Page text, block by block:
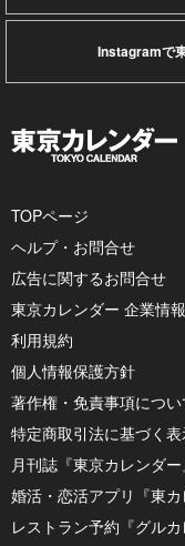
Instagramで
TOPページ
ヘルプ・お問合せ
広告に関するお問合せ
東京カレンダー 企業情報
利用規約
個人情報保護方針
著作権・免責事項につい
特定商取引法に基づく
月刊誌『東京カレンダー
婚活・恋活アプリ『東カ
レストラン予約『グル